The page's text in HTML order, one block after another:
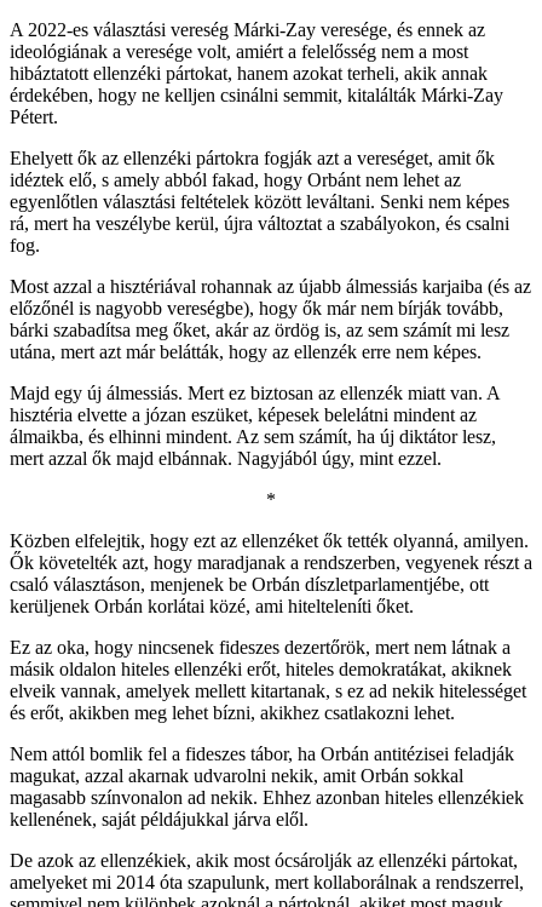
A 2022-es választási vereség Márki-Zay veresége, és ennek az
ideológiának a veresége volt, amiért a felelősség nem a most
hibáztatott ellenzéki pártokat, hanem azokat terheli, akik annak
érdekében, hogy ne kelljen csinálni semmit, kitalálták Márki-Zay
Pétert.
Ehelyett ők az ellenzéki pártokra fogják azt a vereséget, amit ők
idéztek elő, s amely abból fakad, hogy Orbánt nem lehet az
egyenlőtlen választási feltételek között leváltani. Senki nem képes
rá, mert ha veszélybe kerül, újra változtat a szabályokon, és csalni
fog.
Most azzal a hisztériával rohannak az újabb álmessiás karjaiba (és az
előzőnél is nagyobb vereségbe), hogy ők már nem bírják tovább,
bárki szabadítsa meg őket, akár az ördög is, az sem számít mi lesz
utána, mert azt már belátták, hogy az ellenzék erre nem képes.
Majd egy új álmessiás. Mert ez biztosan az ellenzék miatt van. A
hisztéria elvette a józan eszüket, képesek belelátni mindent az
álmaikba, és elhinni mindent. Az sem számít, ha új diktátor lesz,
mert azzal ők majd elbánnak. Nagyjából úgy, mint ezzel.
*
Közben elfelejtik, hogy ezt az ellenzéket ők tették olyanná, amilyen.
Ők követelték azt, hogy maradjanak a rendszerben, vegyenek részt a
csaló választáson, menjenek be Orbán díszletparlamentjébe, ott
kerüljenek Orbán korlátai közé, ami hitelteleníti őket.
Ez az oka, hogy nincsenek fideszes dezertőrök, mert nem látnak a
másik oldalon hiteles ellenzéki erőt, hiteles demokratákat, akiknek
elveik vannak, amelyek mellett kitartanak, s ez ad nekik hitelességet
és erőt, akikben meg lehet bízni, akikhez csatlakozni lehet.
Nem attól bomlik fel a fideszes tábor, ha Orbán antitézisei feladják
magukat, azzal akarnak udvarolni nekik, amit Orbán sokkal
magasabb színvonalon ad nekik. Ehhez azonban hiteles ellenzékiek
kellenének, saját példájukkal járva elől.
De azok az ellenzékiek, akik most ócsárolják az ellenzéki pártokat,
amelyeket mi 2014 óta szapulunk, mert kollaborálnak a rendszerrel,